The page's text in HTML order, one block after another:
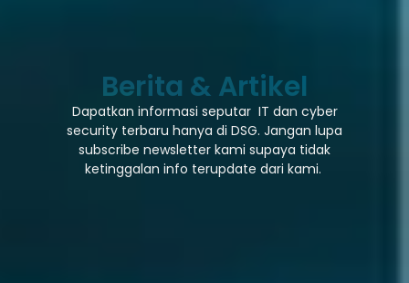
Berita & Artikel
Dapatkan informasi seputar IT dan cyber
security terbaru hanya di DSG. Jangan lupa
subscribe newsletter kami supaya tidak
ketinggalan info terupdate dari kami.